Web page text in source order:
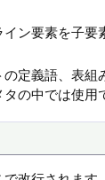
ン要素を子要
定義語、表組
の中では使用